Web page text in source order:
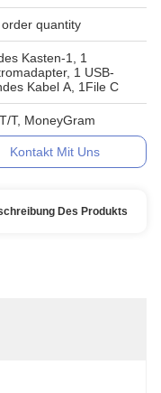
quantity
Kasten-1, 1
1 USB-
Kabel A, 1File C
T, MoneyGram
Kontakt Mit Uns
Des Produkts